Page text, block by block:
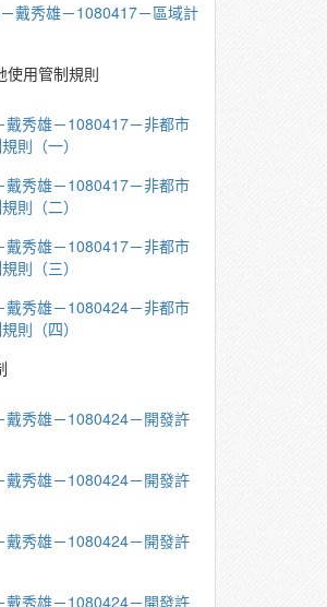
戴秀雄－1080417－區域計
使用管制規則
戴秀雄－1080417－非都市
則（一）
戴秀雄－1080417－非都市
則（二）
戴秀雄－1080417－非都市
則（三）
戴秀雄－1080424－非都市
則（四）
戴秀雄－1080424－開發許
戴秀雄－1080424－開發許
戴秀雄－1080424－開發許
戴秀雄－1080424－開發許